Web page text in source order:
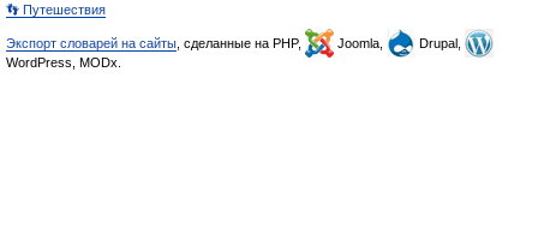
👣 Путешествия
Экспорт словарей на сайты , сделанные на PHP, Joomla,
Drupal,
WordPress, MODx.